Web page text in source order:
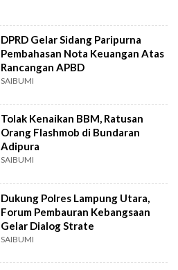
DPRD Gelar Sidang Paripurna
Pembahasan Nota Keuangan Atas
Rancangan APBD
SAIBUMI
Tolak Kenaikan BBM, Ratusan
Orang Flashmob di Bundaran
Adipura
SAIBUMI
Dukung Polres Lampung Utara,
Forum Pembauran Kebangsaan
Gelar Dialog Strate
SAIBUMI